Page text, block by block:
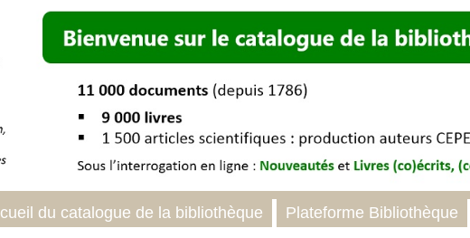
du catalogue de la bibliothèque Plateforme Bibliothèque